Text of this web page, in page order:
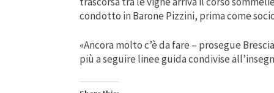
condotto in Barone Pizzini, prima come
«Ancora molto c’è da fare – prosegue
più a seguire linee guida condivise